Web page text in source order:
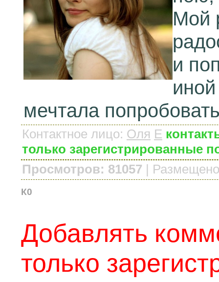
Мой
и
иной
мечтала
Контактное лицо: Оля E
только зарегистрированные
Просмотров: 81057 |
К0
Добавлять
только